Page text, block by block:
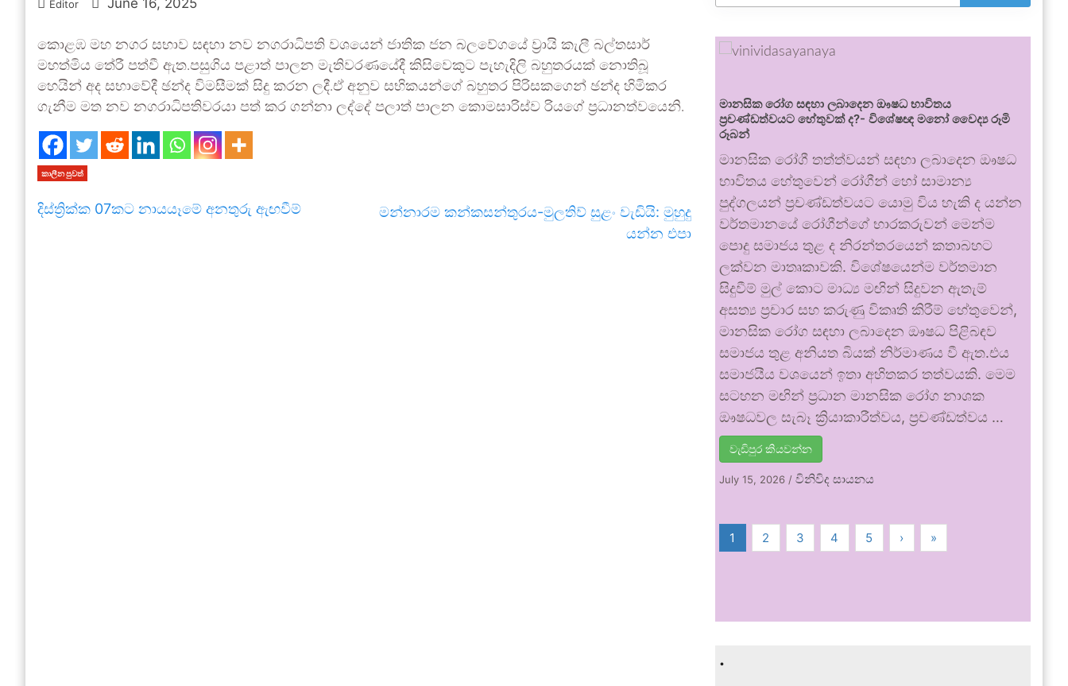
Editor June 16, 2025
කොළඹ මහ නගර සභාව සඳහා නව නගරාධිපති වශයෙන් ජාතික ජන බලවේගයේ ව‍්‍රායි කැලී බල්තසාර්
මහත්මිය තේරී පත්වී ඇත.පසුගිය පළාත් පාලන මැතිවරණයේදී කිසිවෙකුට පැහැදිලි බහුතරයක් නොතිබූ
හෙයින් අද සභාවේදී ඡන්ද විමසීමක් සිදු කරන ලදී.ඒ අනුව සභිකයන්ගේ බහුතර පිරිසකගෙන් ඡන්ද හිමිකර
ගැනීම මත නව නගරාධිපතිවරයා පත් කර ගන්නා ලද්දේ පලාත් පාලන කොමසාරිස්ව රියගේ ප‍්‍රධානත්වයෙනි.
කාලීන පුවත්
දිස්ත්‍රික්ක 07කට නායයෑමේ අනතුරු ඇඟවීම්
මන්නා­රම කන්ක­ස­න්තු­රය-මුල­තිව් සුළං වැඩියි: මුහුදු
යන්න එපා
මානසික රෝග සඳහා ලබාදෙන ඖෂධ භාවිතය
ප්‍රචණ්ඩත්වයට හේතුවක් ද?- විශේෂඥ මනෝ වෛද්‍ය රූමි
රූබන්
මානසික රෝගී තත්ත්වයන් සඳහා ලබාදෙන ඖෂධ
භාවිතය හේතුවෙන් රෝගීන් හෝ සාමාන්‍ය
පුද්ගලයන් ප්‍රචණ්ඩත්වයට යොමු විය හැකි ද යන්න
වර්තමානයේ රෝගීන්ගේ භාරකරුවන් මෙන්ම
පොදු සමාජය තුළ ද නිරන්තරයෙන් කතාබහට
ලක්වන මාතෘකාවකි. විශේෂයෙන්ම වර්තමාන
සිදුවීම් මුල් කොට මාධ්‍ය මඟින් සිදුවන ඇතැම්
අසත්‍ය ප්‍රචාර සහ කරුණු විකෘති කිරීම් හේතුවෙන්,
මානසික රෝග සඳහා ලබාදෙන ඖෂධ පිළිබඳව
සමාජය තුළ අනියත බියක් නිර්මාණය වී ඇත.එය
සමාජයීය වශයෙන් ඉතා අහිතකර තත්වයකි. මෙම
සටහන මඟින් ප්‍රධාන මානසික රෝග නාශක
ඖෂධවල සැබෑ ක්‍රියාකාරීත්වය, ප්‍රචණ්ඩත්වය …
වැඩිපුර කියවන්න
July 15, 2026 /විනිවිද සායනය
1 2 3 4 5 › »
.